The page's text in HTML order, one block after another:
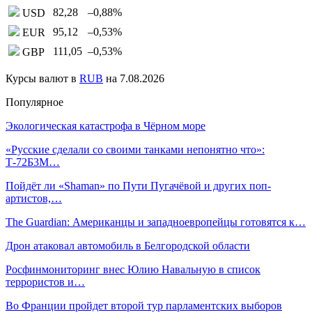
USD
82,28 –0,88%
EUR
95,12 –0,53%
GBP
111,05 –0,53%
Курсы валют в RUB на 7.08.2026
Популярное
Экологическая катастрофа в Чёрном море
«Русские сделали со своими танками непонятно что»:
Т-72Б3М…
Пойдёт ли «Shaman» по Пути Пугачёвой и других поп-
артистов,…
The Guardian: Американцы и западноевропейцы готовятся к…
Дрон атаковал автомобиль в Белгородской области
Росфинмониторинг внес Юлию Навальную в список
террористов и…
Во Франции пройдет второй тур парламентских выборов